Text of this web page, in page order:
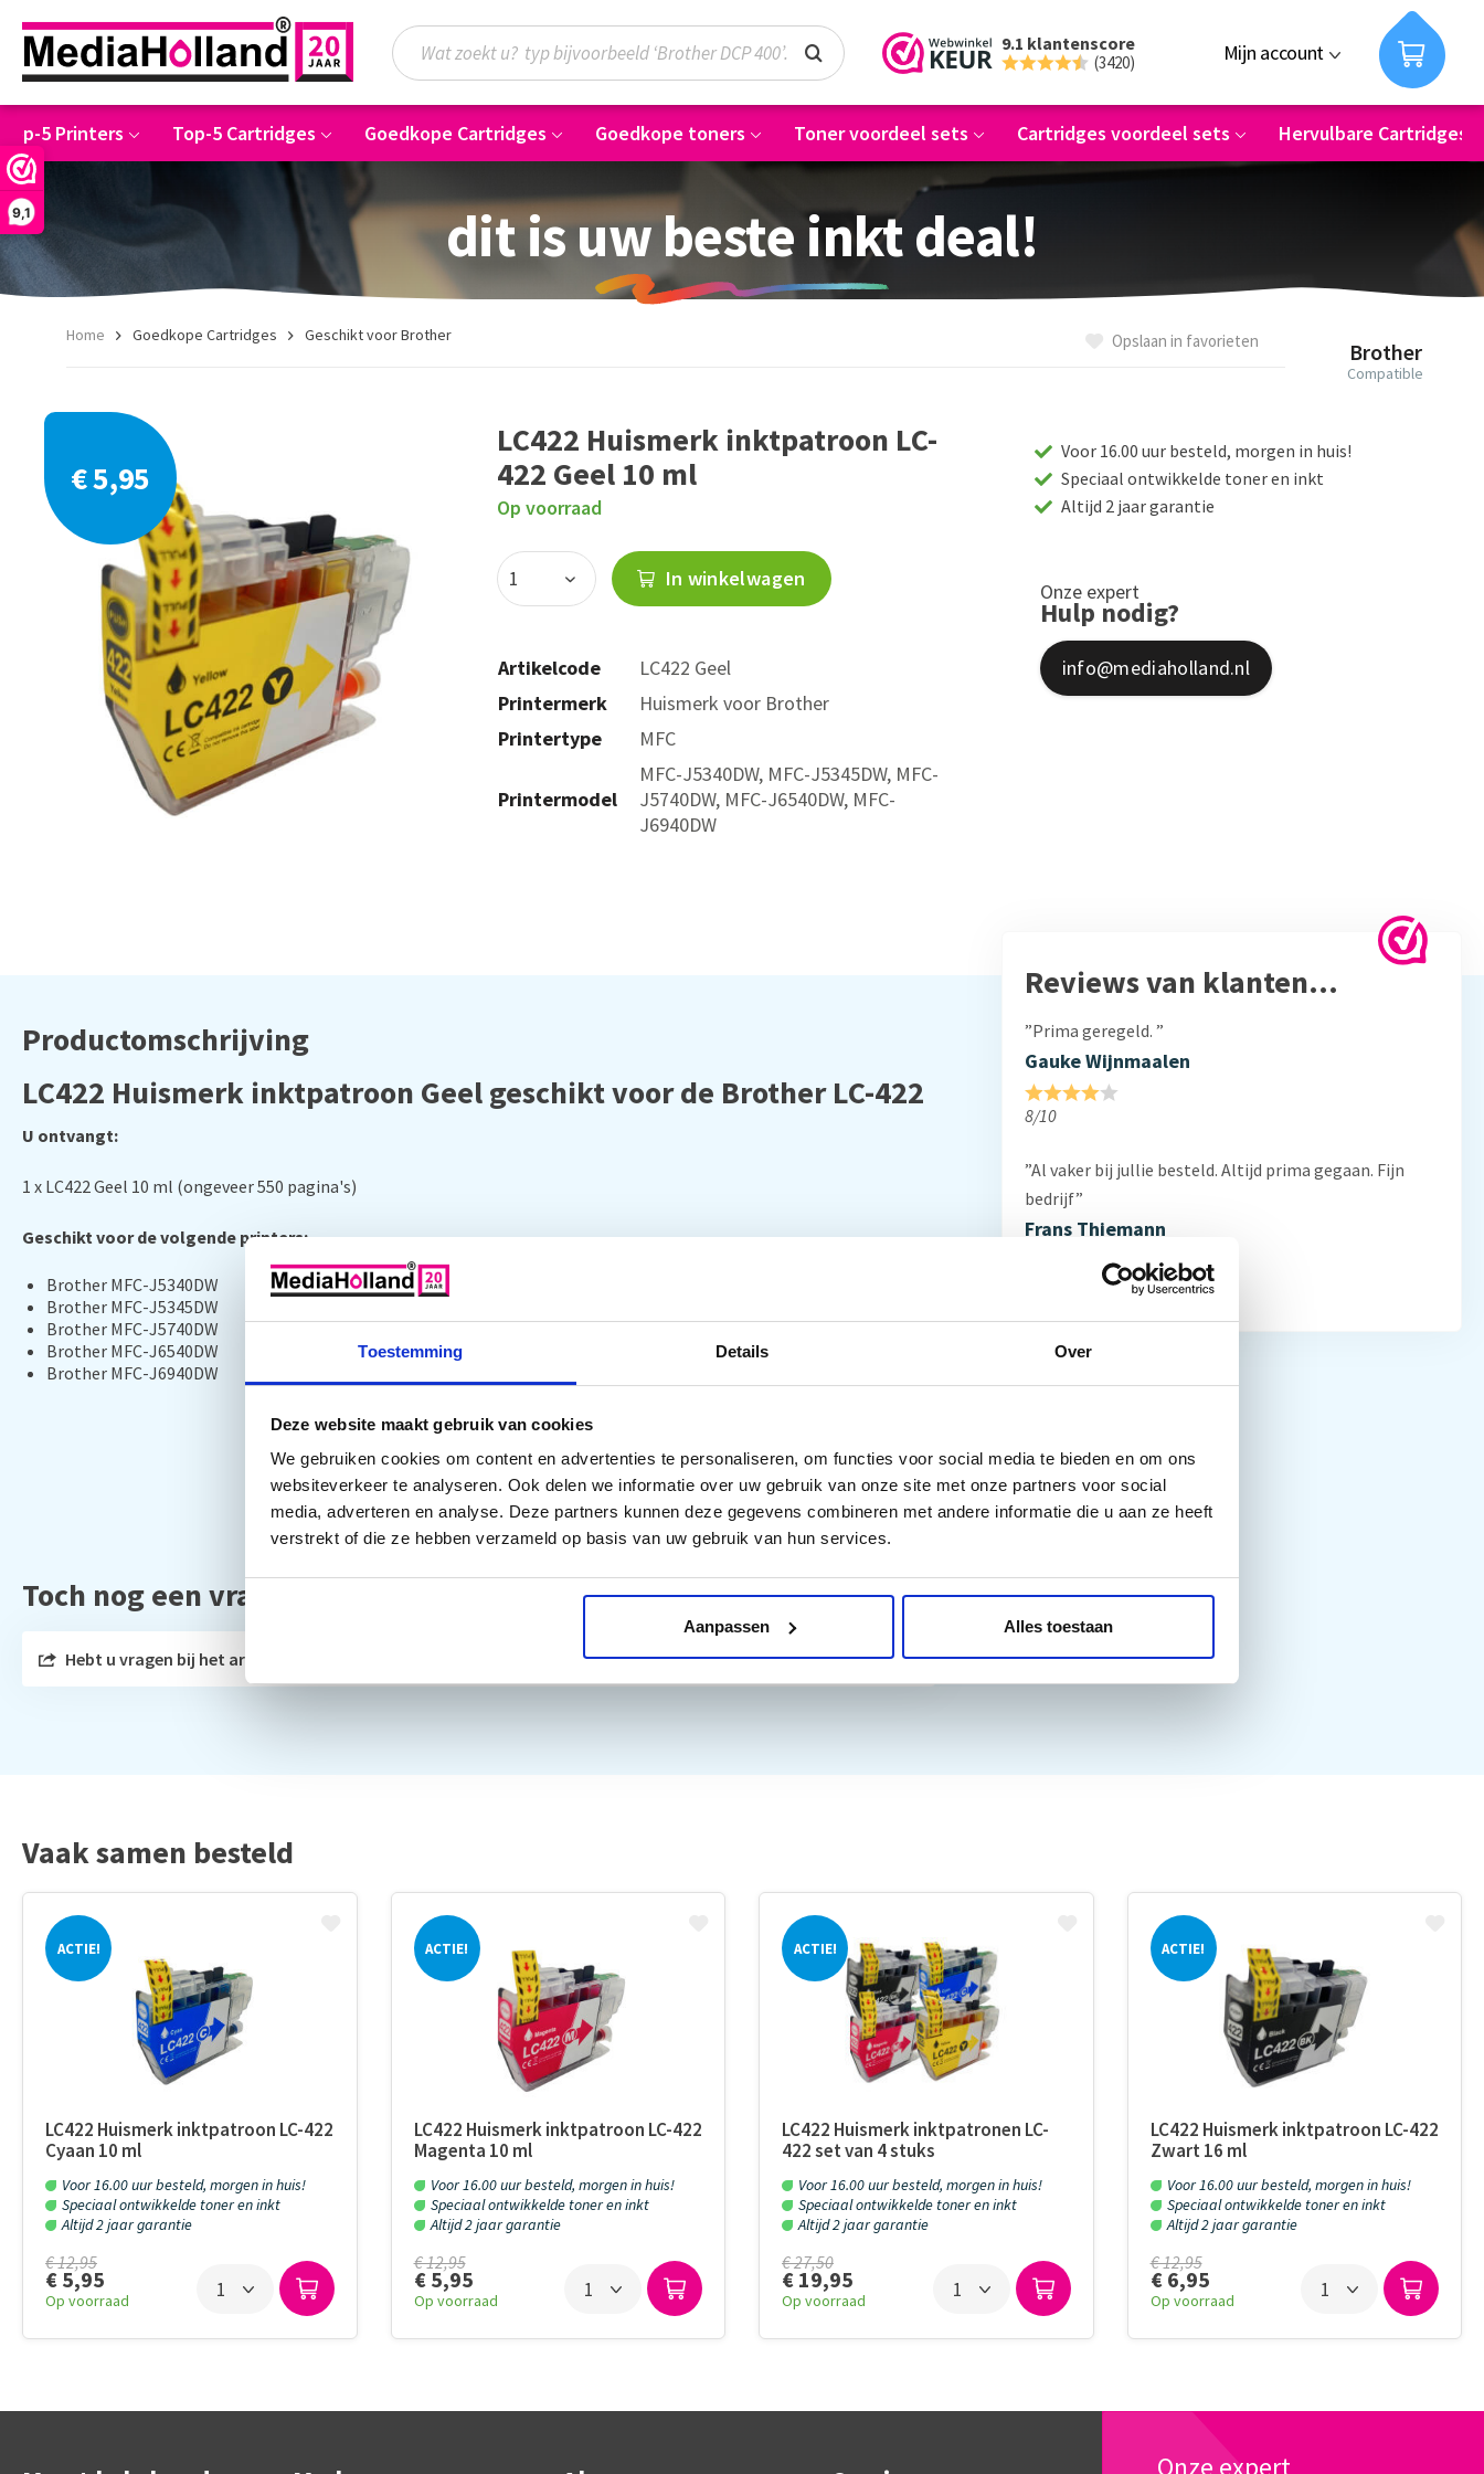
Toestemming Details Over
Deze website maakt gebruik van cookies
We gebruiken cookies om content en advertenties te personaliseren, om functies voor social media te bieden en om ons
websiteverkeer te analyseren. Ook delen we informatie over uw gebruik van onze site met onze partners voor social
media, adverteren en analyse. Deze partners kunnen deze gegevens combineren met andere informatie die u aan ze heeft
verstrekt of die ze hebben verzameld op basis van uw gebruik van hun services.
Aanpassen Alles toestaan
9,1
9.1 klantenscore
(3420) Mijn account
Top-5 Printers Top-5 Cartridges Goedkope Cartridges Goedkope toners Toner voordeel sets Cartridges voordeel sets Hervulbare Cartridges
dit is uw beste inkt deal!
Home Goedkope Cartridges Geschikt voor Brother
€ 5,95
LC422 Huismerk inktpatroon LC-
422 Geel 10 ml
Op voorraad
In winkelwagen
Artikelcode
LC422 Geel
Printermerk
Huismerk voor Brother
Printertype
MFC
Printermodel
MFC-J5340DW, MFC-J5345DW, MFC-
J5740DW, MFC-J6540DW, MFC-
J6940DW
Opslaan in favorieten Brother
Compatible
Voor 16.00 uur besteld, morgen in huis!
Speciaal ontwikkelde toner en inkt
Altijd 2 jaar garantie
Onze expert
Hulp nodig?
info@mediaholland.nl
Productomschrijving
LC422 Huismerk inktpatroon Geel geschikt voor de Brother LC-422
U ontvangt:
1 x LC422 Geel 10 ml (ongeveer 550 pagina's)
Geschikt voor de volgende printers:
Brother MFC-J5340DW
Brother MFC-J5345DW
Brother MFC-J5740DW
Brother MFC-J6540DW
Brother MFC-J6940DW
Toch nog een vraag?
Hebt u vragen bij het artikel?
Reviews van klanten…
”Prima geregeld. ”
Gauke Wijnmaalen
8/10
”Al vaker bij jullie besteld. Altijd prima gegaan. Fijn
bedrijf”
Frans Thiemann
Vaak samen besteld
ACTIE!
LC422 Huismerk inktpatroon LC-422
Cyaan 10 ml
Voor 16.00 uur besteld, morgen in huis!
Speciaal ontwikkelde toner en inkt
Altijd 2 jaar garantie
€ 12,95
€ 5,95
Op voorraad
ACTIE!
LC422 Huismerk inktpatroon LC-422
Magenta 10 ml
Voor 16.00 uur besteld, morgen in huis!
Speciaal ontwikkelde toner en inkt
Altijd 2 jaar garantie
€ 12,95
€ 5,95
Op voorraad
ACTIE!
LC422 Huismerk inktpatronen LC-
422 set van 4 stuks
Voor 16.00 uur besteld, morgen in huis!
Speciaal ontwikkelde toner en inkt
Altijd 2 jaar garantie
€ 27,50
€ 19,95
Op voorraad
ACTIE!
LC422 Huismerk inktpatroon LC-422
Zwart 16 ml
Voor 16.00 uur besteld, morgen in huis!
Speciaal ontwikkelde toner en inkt
Altijd 2 jaar garantie
€ 12,95
€ 6,95
Op voorraad
Onze expert